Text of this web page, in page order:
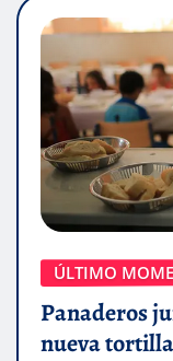
ÚLTIMO
Panaderos
nueva